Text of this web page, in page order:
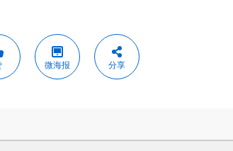
微海报 分享